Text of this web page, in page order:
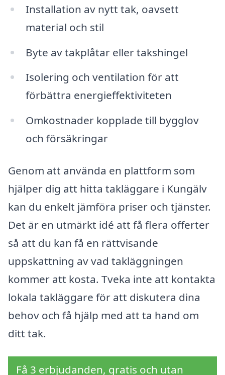
Installation av nytt tak, oavsett
material och stil
Byte av takplåtar eller takshingel
Isolering och ventilation för att
förbättra energieffektiviteten
Omkostnader kopplade till bygglov
och försäkringar
Genom att använda en plattform som
hjälper dig att hitta takläggare i Kungälv
kan du enkelt jämföra priser och tjänster.
Det är en utmärkt idé att få flera offerter
så att du kan få en rättvisande
uppskattning av vad takläggningen
kommer att kosta. Tveka inte att kontakta
lokala takläggare för att diskutera dina
behov och få hjälp med att ta hand om
ditt tak.
Få 3 erbjudanden, gratis och utan